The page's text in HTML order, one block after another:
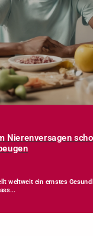
Nierenversagen
weltweit ein ernstes